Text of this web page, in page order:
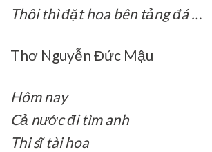
Thôi thì đặt hoa bên tảng đá …
Thơ Nguyễn Đức Mậu
Hôm nay
Cả nước đi tìm anh
Thi sĩ tài hoa